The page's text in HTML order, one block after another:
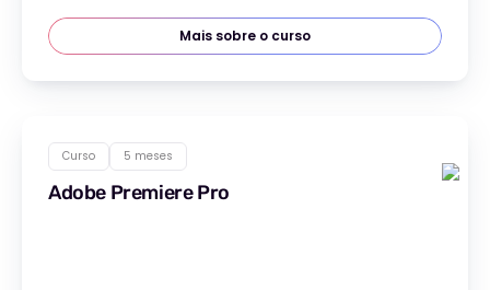
Mais sobre o curso
Curso 5 meses
Adobe Premiere Pro